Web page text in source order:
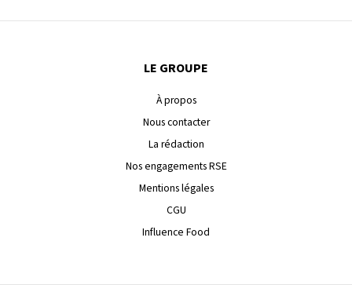
LE GROUPE
À propos
Nous contacter
La rédaction
Nos engagements RSE
Mentions légales
CGU
Influence Food